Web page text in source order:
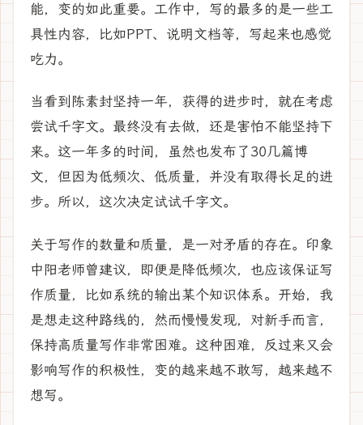
能，变的如此重要。工作中，写的最多的是一些工
具性内容，比如PPT、说明文档等，写起来也感觉
吃力。
当看到陈素封坚持一年，获得的进步时，就在考虑
尝试千字文。最终没有去做，还是害怕不能坚持下
来。这一年多的时间，虽然也发布了30几篇博
文，但因为低频次、低质量，并没有取得长足的进
步。所以，这次决定试试千字文。
关于写作的数量和质量，是一对矛盾的存在。印象
中阳老师曾建议，即便是降低频次，也应该保证写
作质量，比如系统的输出某个知识体系。开始，我
是想走这种路线的，然而慢慢发现，对新手而言，
保持高质量写作非常困难。这种困难，反过来又会
影响写作的积极性，变的越来越不敢写，越来越不
想写。